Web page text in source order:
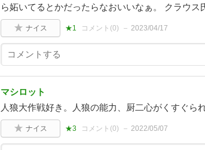
ら妬いてるとかだったらなおいいなぁ。 クラウス
ナイス ★1 コメント(0) 2023/04/17
マシロット
人狼大作戦好き。人狼の能力、厨二心がくすぐら
ナイス ★3 コメント(0) 2022/05/07